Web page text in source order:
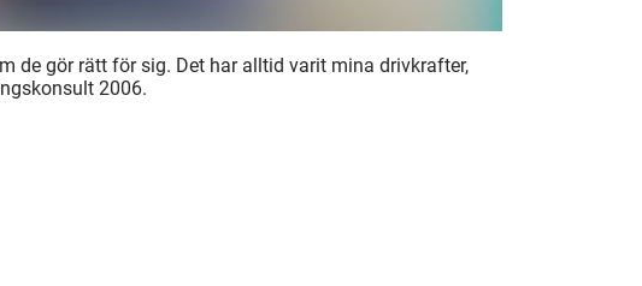
de gör rätt för sig. Det har alltid varit mina drivkrafter,
2006.